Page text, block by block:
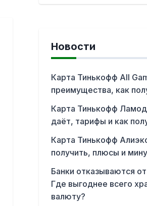
Новости
Карта Тинькофф All
преимущества, как
Карта Тинькофф
даёт, тарифы и как
Карта Тинькофф
получить, плюсы и
Банки отказываются
Где выгоднее всего
валюту?